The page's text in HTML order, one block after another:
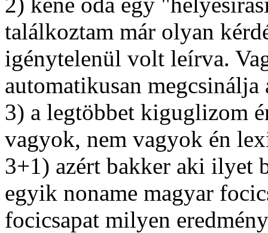
találkoztam már olyan
igénytelenül volt leírva.
automatikusan megcsinálja
3) a legtöbbet kiguglizom
vagyok, nem vagyok én
3+1) azért bakker aki ilyet
egyik noname magyar
focicsapat milyen